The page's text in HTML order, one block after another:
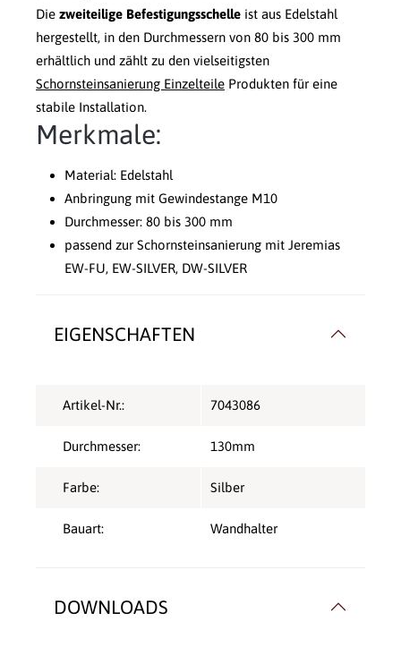
Die zweiteilige Befestigungsschelle ist aus Edelstahl
hergestellt, in den Durchmessern von 80 bis 300 mm
erhältlich und zählt zu den vielseitigsten
Schornsteinsanierung Einzelteile Produkten für eine
stabile Installation.
Merkmale:
Material: Edelstahl
Anbringung mit Gewindestange M10
Durchmesser: 80 bis 300 mm
passend zur Schornsteinsanierung mit Jeremias
EW-FU, EW-SILVER, DW-SILVER
EIGENSCHAFTEN
Artikel-Nr.: 7043086
Durchmesser: 130mm
Farbe: Silber
Bauart: Wandhalter
DOWNLOADS